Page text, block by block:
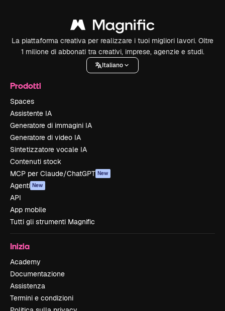
La piattaforma creativa per realizzare i tuoi migliori lavori. Oltre
1 milione di abbonati tra creativi, imprese, agenzie e studi.
Italiano
Prodotti
Spaces
Assistente IA
Generatore di immagini IA
Generatore di video IA
Sintetizzatore vocale IA
Contenuti stock
MCP per Claude/ChatGPT New
Agenti New
API
App mobile
Tutti gli strumenti Magnific
Inizia
Academy
Documentazione
Assistenza
Termini e condizioni